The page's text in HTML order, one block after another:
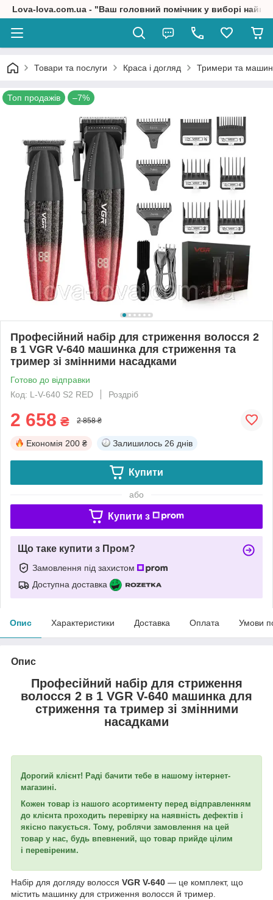
Lova-lova.com.ua - "Ваш головний помічник у виборі
Товари та послуги Краса і догляд Тримери та
Топ продажів –7%
Професійний набір для стриження волосся 2
в 1 VGR V-640 машинка для стриження та
тример зі змінними насадками
Готово до відправки
Код: L-V-640 S2 RED
Роздріб
2 658 ₴ 2 858 ₴
Економія 200 ₴ Залишилось 26 днів
Купити
або
Купити з
Що таке купити з Пром?
Замовлення під захистом
Доступна доставка
Опис Характеристики Доставка Оплата Умови
Опис
Професійний набір для стриження
волосся 2 в 1 VGR V-640 машинка для
стриження та тример зі змінними
насадками
Дорогий клієнт! Раді бачити тебе в нашому інтернет-
магазині.
Кожен товар із нашого асортименту перед відправленням
до клієнта проходить перевірку на наявність дефектів і
якісно пакується. Тому, роблячи замовлення на цей
товар у нас, будь впевнений, що товар прийде цілим
і перевіреним.
Набір для догляду волосся VGR V-640 — це комплект, що
містить машинку для стриження волосся й тример.